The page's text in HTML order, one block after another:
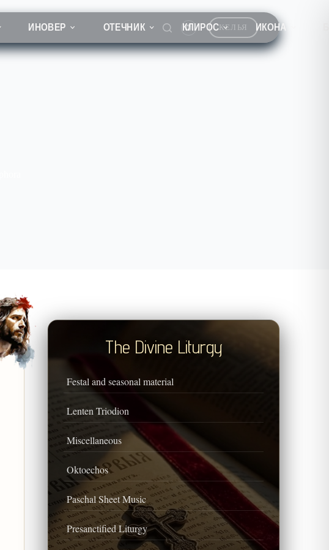
ИНОВЕР ОТЕЧНИК КЛИРОС ИКОНА
КЕЛЬЯ
The Divine Liturgy
Festal and seasonal material
Lenten Triodion
Miscellaneous
Oktoechos
Paschal Sheet Music
Presanctified Liturgy